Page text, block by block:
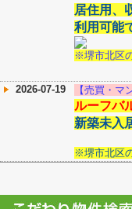
居住用、
利用可能
※堺市北区
2026-07-19 【売買・マ
ルーフバ
新築未入
※堺市北区